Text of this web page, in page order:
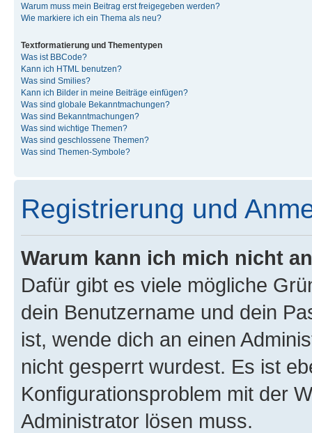
Warum muss mein Beitrag erst freigegeben werden?
Wie markiere ich ein Thema als neu?
Textformatierung und Thementypen
Was ist BBCode?
Kann ich HTML benutzen?
Was sind Smilies?
Kann ich Bilder in meine Beiträge einfügen?
Was sind globale Bekanntmachungen?
Was sind Bekanntmachungen?
Was sind wichtige Themen?
Was sind geschlossene Themen?
Was sind Themen-Symbole?
Registrierung und
Warum kann ich mich nicht
Dafür gibt es viele mögliche
dein Benutzername und dein
ist, wende dich an einen
nicht gesperrt wurdest. Es ist
Konfigurationsproblem mit der
Administrator lösen muss.